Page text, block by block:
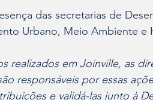
das secretarias de
Urbano, Meio Ambiente e
realizados em Joinville, as
responsáveis por essas
e validá-las junto à